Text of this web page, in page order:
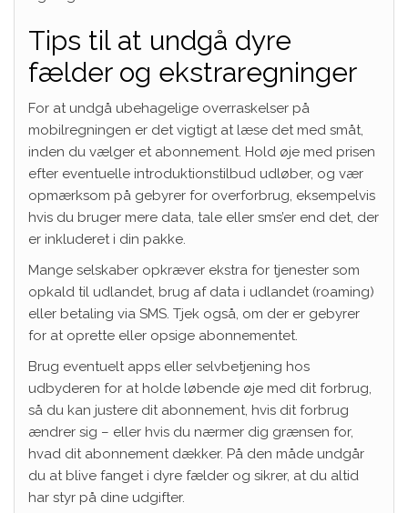
Tips til at undgå dyre
fælder og ekstraregninger
For at undgå ubehagelige overraskelser på
mobilregningen er det vigtigt at læse det med småt,
inden du vælger et abonnement. Hold øje med prisen
efter eventuelle introduktionstilbud udløber, og vær
opmærksom på gebyrer for overforbrug, eksempelvis
hvis du bruger mere data, tale eller sms’er end det, der
er inkluderet i din pakke.
Mange selskaber opkræver ekstra for tjenester som
opkald til udlandet, brug af data i udlandet (roaming)
eller betaling via SMS. Tjek også, om der er gebyrer
for at oprette eller opsige abonnementet.
Brug eventuelt apps eller selvbetjening hos
udbyderen for at holde løbende øje med dit forbrug,
så du kan justere dit abonnement, hvis dit forbrug
ændrer sig – eller hvis du nærmer dig grænsen for,
hvad dit abonnement dækker. På den måde undgår
du at blive fanget i dyre fælder og sikrer, at du altid
har styr på dine udgifter.